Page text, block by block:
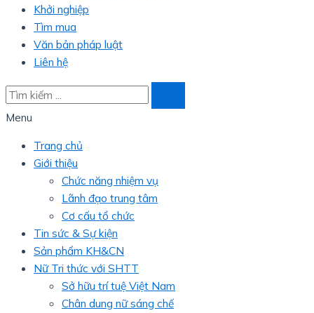
Khởi nghiệp
Tìm mua
Văn bản pháp luật
Liên hệ
Menu
Trang chủ
Giới thiệu
Chức năng nhiệm vụ
Lãnh đạo trung tâm
Cơ cấu tổ chức
Tin sức & Sự kiện
Sản phẩm KH&CN
Nữ Tri thức với SHTT
Sở hữu trí tuệ Việt Nam
Chân dung nữ sáng chế